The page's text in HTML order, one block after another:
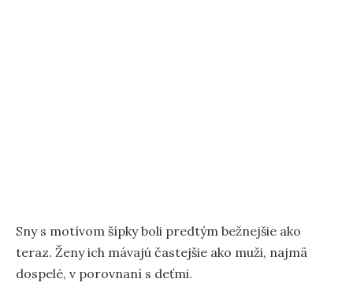
Sny s motívom šípky boli predtým bežnejšie ako
teraz. Ženy ich mávajú častejšie ako muži, najmä
dospelé, v porovnaní s deťmi.